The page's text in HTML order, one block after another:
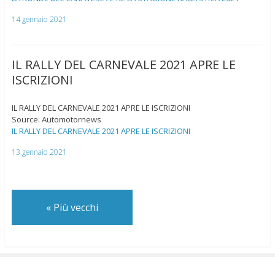
14 gennaio 2021
IL RALLY DEL CARNEVALE 2021 APRE LE
ISCRIZIONI
IL RALLY DEL CARNEVALE 2021 APRE LE ISCRIZIONI
Source: Automotornews
IL RALLY DEL CARNEVALE 2021 APRE LE ISCRIZIONI
13 gennaio 2021
«Più vecchi